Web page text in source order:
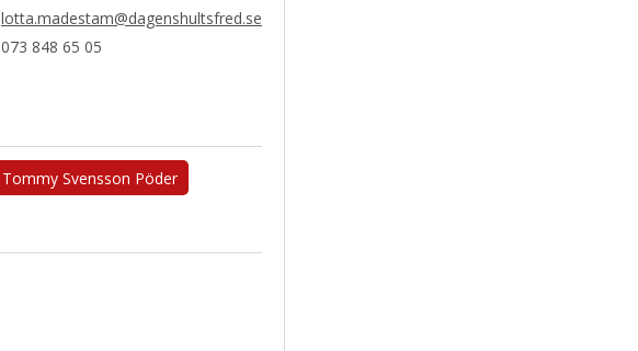
lotta.madestam@dagenshultsfred.se
073 848 65 05
Tommy Svensson Pöder